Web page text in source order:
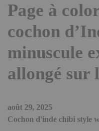
Page à
cochon
minuscule
allongé sur
août 29, 2025
Cochon d'inde chibi style